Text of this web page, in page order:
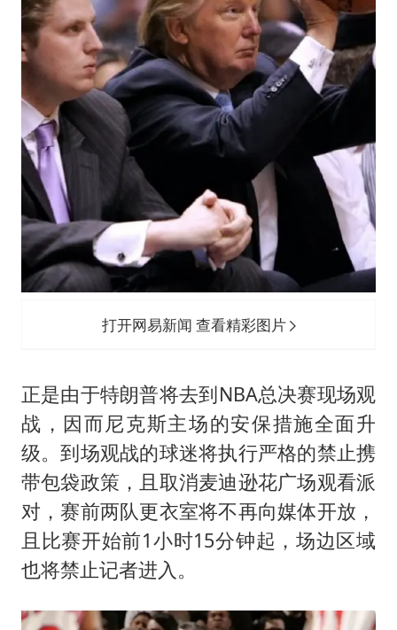
打开网易新闻 查看精彩图片
正是由于特朗普将去到NBA总决赛现场观
战，因而尼克斯主场的安保措施全面升
级。到场观战的球迷将执行严格的禁止携
带包袋政策，且取消麦迪逊花广场观看派
对，赛前两队更衣室将不再向媒体开放，
且比赛开始前1小时15分钟起，场边区域
也将禁止记者进入。